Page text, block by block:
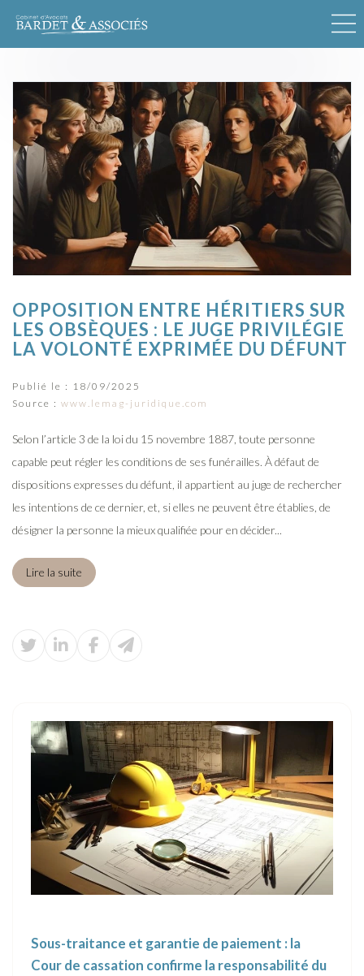
OPPOSITION ENTRE HÉRITIERS SUR
LES OBSÈQUES : LE JUGE PRIVILÉGIE
LA VOLONTÉ EXPRIMÉE DU DÉFUNT
Publié le : 18/09/2025
Source : www.lemag-juridique.com
Selon l’article 3 de la loi du 15 novembre 1887, toute personne
capable peut régler les conditions de ses funérailles. À défaut de
dispositions expresses du défunt, il appartient au juge de rechercher
les intentions de ce dernier, et, si elles ne peuvent être établies, de
désigner la personne la mieux qualifiée pour en décider...
Lire la suite
Sous-traitance et garantie de paiement : la
Cour de cassation confirme la responsabilité du